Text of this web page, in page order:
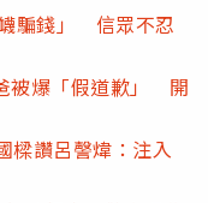
騙錢」 信眾不忍
被爆「假道歉」 開
讚呂謦煒：注入